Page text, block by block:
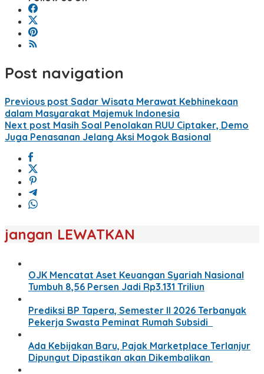
Post navigation
Previous post Sadar Wisata Merawat Kebhinekaan
dalam Masyarakat Majemuk Indonesia
Next post Masih Soal Penolakan RUU Ciptaker, Demo
Juga Penasanan Jelang Aksi Mogok Basional
jangan LEWATKAN
OJK Mencatat Aset Keuangan Syariah Nasional
Tumbuh 8,56 Persen Jadi Rp3.131 Triliun
Prediksi BP Tapera, Semester II 2026 Terbanyak
Pekerja Swasta Peminat Rumah Subsidi
Ada Kebijakan Baru, Pajak Marketplace Terlanjur
Dipungut Dipastikan akan Dikembalikan